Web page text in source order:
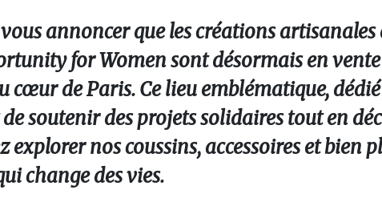
annoncer que les créations artisanales
for Women sont désormais en
cœur de Paris. Ce lieu emblématique,
soutenir des projets solidaires tout en
explorer nos coussins, accessoires et bien
change des vies.